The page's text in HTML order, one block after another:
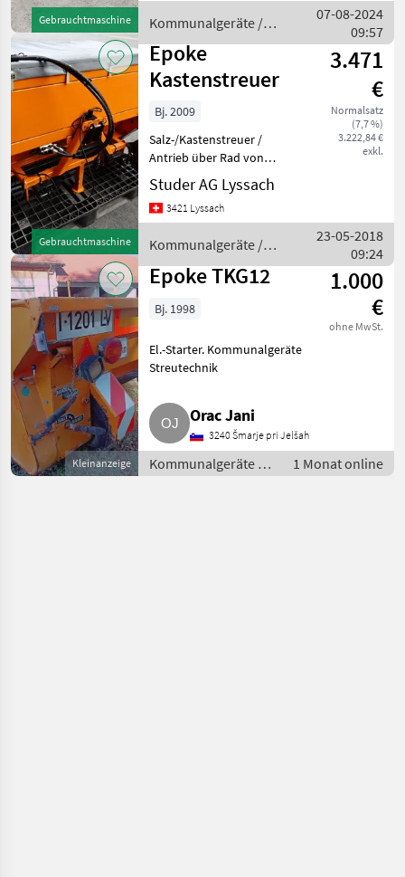
Gebrauchtmaschine
Tauchpumpe /
Bedieneinheit inkl.
Radsensor / Gel
Kommunalgeräte /
Epoke
07-08-2024
09:57
Gebrauchtmaschine
Epoke
Kastenstreuer
3.471
€
Normalsatz
(7,7 %)
3.222,84 €
exkl.
Bj. 2009
Salz-/Kastenstreuer /
Antrieb über Rad von
Hydraulikzylinder
angesteuert / Arbeitsbreite
1 m / Beleuchtung / Inhalt
Kommunalgeräte
Streutechnik
Studer AG Lyssach
3421 Lyssach
Kommunalgeräte /
Epoke
23-05-2018
09:24
Kleinanzeige
Epoke TKG12
1.000
€
ohne MwSt.
Bj. 1998
El.-Starter. Kommunalgeräte
Streutechnik
Orac Jani
3240 Šmarje pri Jelšah
Kommunalgeräte /
Streutechnik
1 Monat online